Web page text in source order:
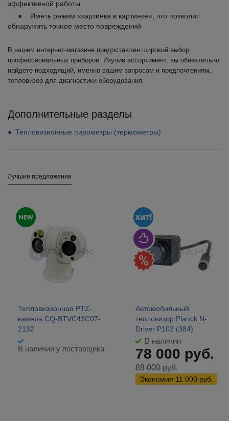
эффективной работы
Иметь режим «картинка в картинке», что позволит
обнаружить точное место повреждений
В нашем интернет-магазине предоставлен широкий выбор
профессиональных приборов. Изучив ассортимент, вы обязательно
найдете подходящий, именно вашим запросам и предпочтениям,
тепловизор для диагностики оборудования.
Дополнительные разделы
Тепловизионные пирометры (термометры)
Лучшие предложения
Тепловизионная PTZ-
камера CQ-BTVC43C07-
2132
В наличии у поставщика
Автомобильный
тепловизор Planck N-
Driver P102 (384)
В наличии
78 000 руб.
89 000руб.
Экономия 11 000 руб.